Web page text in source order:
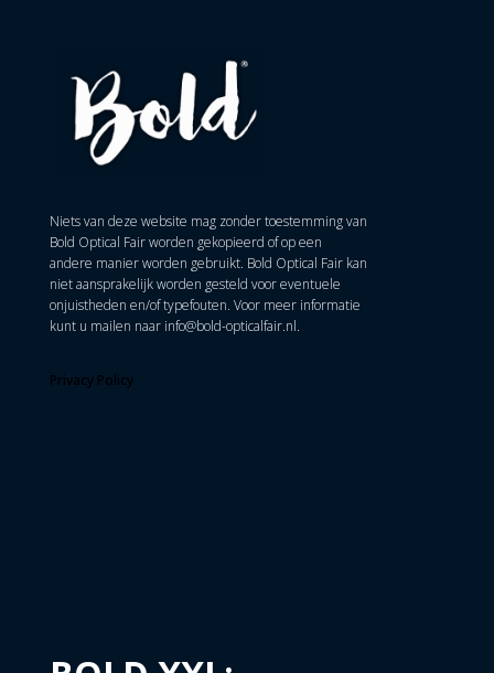
Niets van deze website mag zonder toestemming van
Bold Optical Fair worden gekopieerd of op een
andere manier worden gebruikt. Bold Optical Fair kan
niet aansprakelijk worden gesteld voor eventuele
onjuistheden en/of typefouten. Voor meer informatie
kunt u mailen naar info@bold-opticalfair.nl.
Privacy Policy